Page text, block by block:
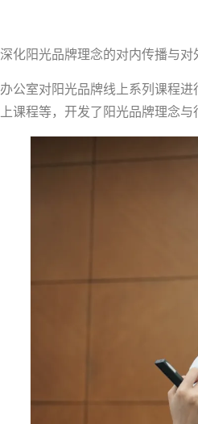
化阳光品牌理念的对内传播与
公室对阳光品牌线上系列课程
课程等，开发了阳光品牌理念与